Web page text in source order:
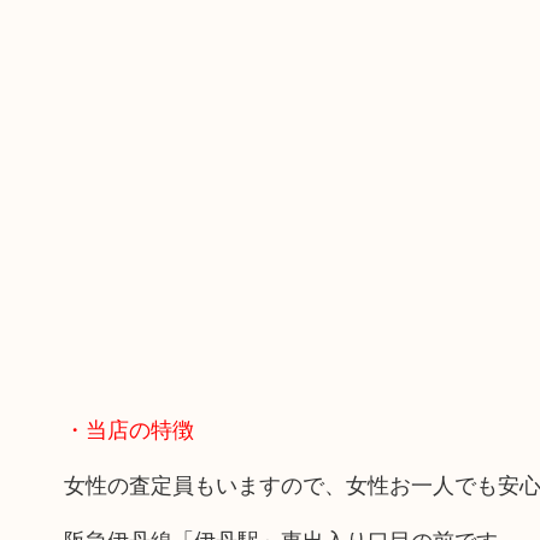
・当店の特徴
女性の査定員もいますので、女性お一人でも安